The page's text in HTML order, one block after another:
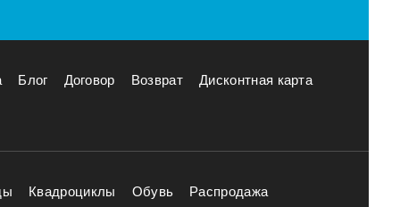
Блог Договор Возврат Дисконтная карта
Квадроциклы Обувь Распродажа